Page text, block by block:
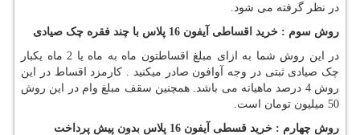
در نظر گرفته می شود.
روش سوم : خرید اقساطی آیفون 16 پلاس با چند فقره چک صیادی
در این روش شما به ازای مبلغ اقساطتون ماه به ماه یا 2 ماه یکبار
چک صیادی ثبتی در وجه آوافون صادر میکنید . کارمزد اقساط در این
روش 4 درصد ماهیانه می باشد. همچنین سقف مبلغ وام در این روش
50 میلیون تومان است.
روش چهارم : خرید قسطی آیفون 16 پلاس بدون پیش پرداخت